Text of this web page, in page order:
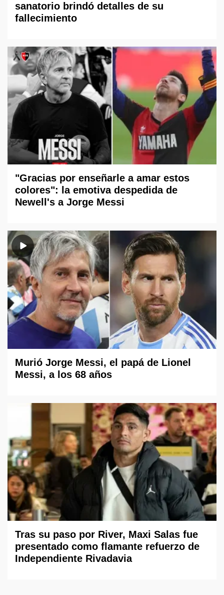
sanatorio brindó detalles de su
fallecimiento
"Gracias por enseñarle a amar estos
colores": la emotiva despedida de
Newell's a Jorge Messi
Murió Jorge Messi, el papá de Lionel
Messi, a los 68 años
Tras su paso por River, Maxi Salas fue
presentado como flamante refuerzo de
Independiente Rivadavia